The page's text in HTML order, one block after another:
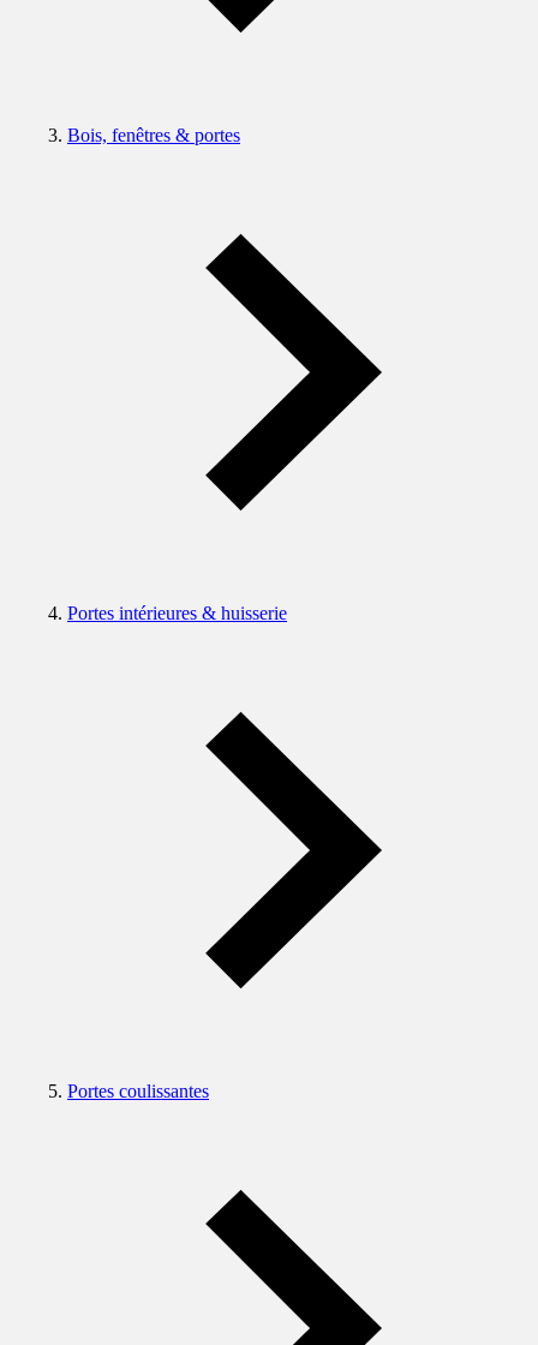
Bois, fenêtres & portes
Portes intérieures & huisserie
Portes coulissantes